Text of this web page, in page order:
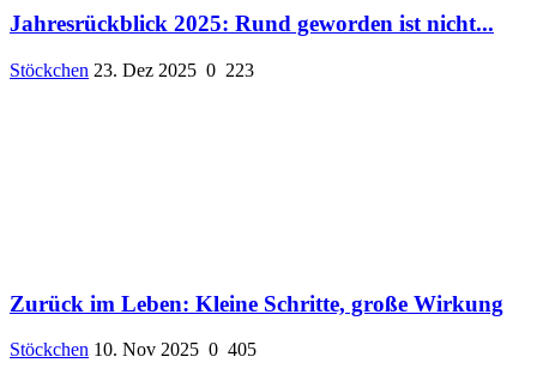
Jahresrückblick 2025: Rund geworden ist nicht...
Stöckchen 23. Dez 2025 0 223
Zurück im Leben: Kleine Schritte, große Wirkung
Stöckchen 10. Nov 2025 0 405